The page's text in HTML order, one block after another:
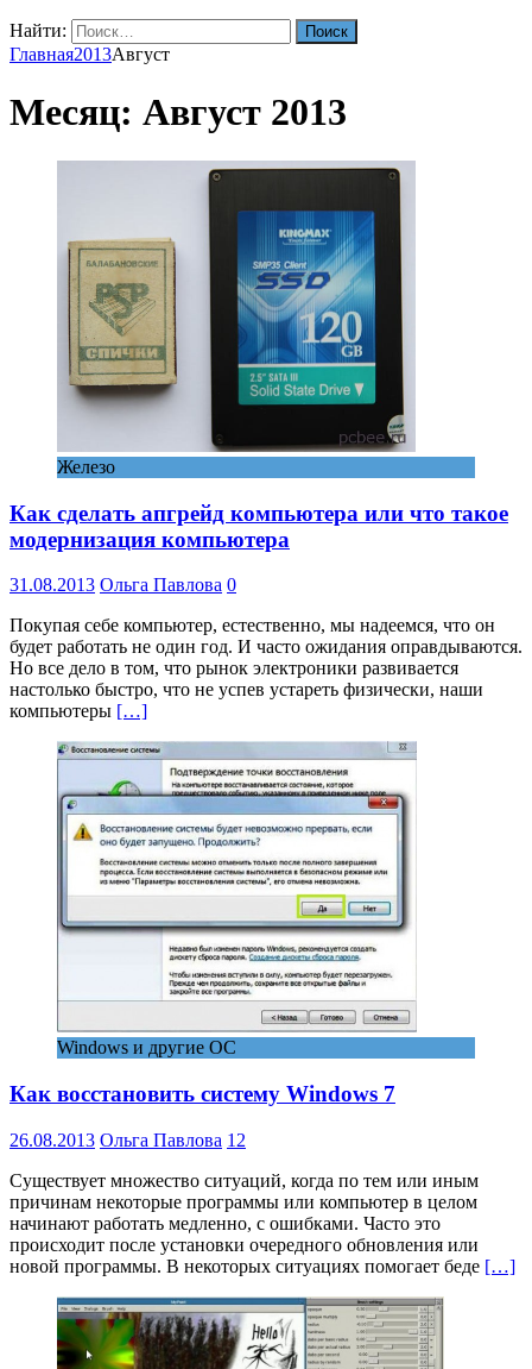
Найти:
Главная2013Август
Месяц: Август 2013
Железо
Как сделать апгрейд компьютера или что такое
модернизация компьютера
31.08.2013 Ольга Павлова 0
Покупая себе компьютер, естественно, мы надеемся, что он
будет работать не один год. И часто ожидания оправдываются.
Но все дело в том, что рынок электроники развивается
настолько быстро, что не успев устареть физически, наши
компьютеры […]
Windows и другие ОС
Как восстановить систему Windows 7
26.08.2013 Ольга Павлова 12
Существует множество ситуаций, когда по тем или иным
причинам некоторые программы или компьютер в целом
начинают работать медленно, с ошибками. Часто это
происходит после установки очередного обновления или
новой программы. В некоторых ситуациях помогает беде […]